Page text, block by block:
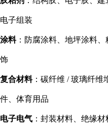
电子组装
涂料：防腐涂料、地坪涂料
饰
复合材料：碳纤维 / 玻璃纤维
件、体育用品
电子电气 ：封装材料、绝缘